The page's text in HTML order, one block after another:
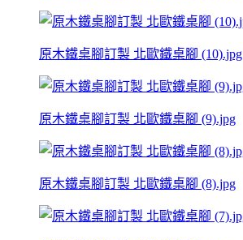
原木鐵桌腳訂製 北歐鐵桌腳 (10).jpg
原木鐵桌腳訂製 北歐鐵桌腳 (9).jpg
原木鐵桌腳訂製 北歐鐵桌腳 (8).jpg